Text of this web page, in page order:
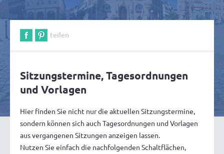
teilen
Sitzungstermine, Tagesordnungen
und Vorlagen
Hier finden Sie nicht nur die aktuellen Sitzungstermine,
sondern können sich auch Tagesordnungen und Vorlagen
aus vergangenen Sitzungen anzeigen lassen.
Nutzen Sie einfach die nachfolgenden Schaltflächen,